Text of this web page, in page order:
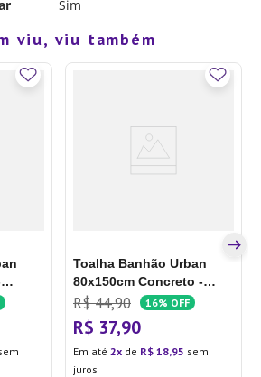
Sim
viu, viu também
Toalha Banhão Urban
80x150cm Concreto -
Toalhas Groh
R$ 44,90 16% OFF
R$ 37,90
Em até 2 de R$ 18,95 sem
juros